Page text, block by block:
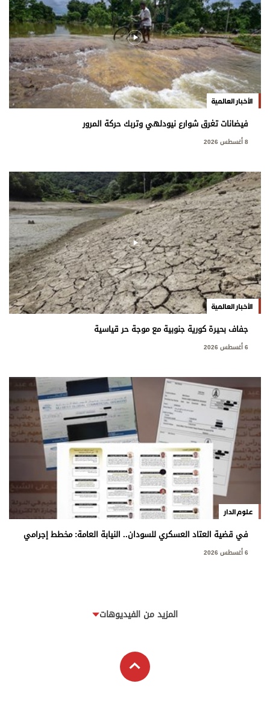
الأخبار العالمية
فيضانات تغرق شوارع نيودلهي وتربك حركة المرور
8 أغسطس 2026
الأخبار العالمية
جفاف بحيرة كورية جنوبية مع موجة حر قياسية
6 أغسطس 2026
علوم الدار
في قضية العتاد العسكري للسودان.. النيابة العامة: مخطط إجرامي
استهدف المساس بسيادة الدولة6 أغسطس 2026
المزيد من الفيديوهات